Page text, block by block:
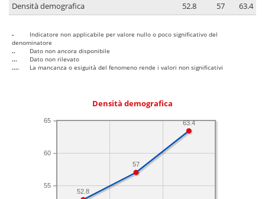
Densità demografica 52.8 57 63.4
-
Indicatore non applicabile per valore nullo o poco significativo del
denominatore
..
Dato non ancora disponibile
...
Dato non rilevato
....
La mancanza o esiguità del fenomeno rende i valori non significativi
Densità demografica
55
60
65 63.4
57
52.8